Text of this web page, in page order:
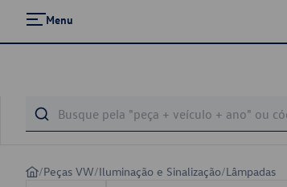
Menu
/Peças VW/Iluminação e Sinalização/Lâmpadas